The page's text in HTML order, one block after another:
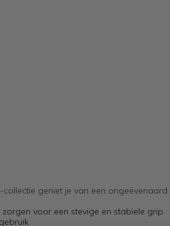
geniet je van een ongeëvenaard
voor een stevige en stabiele grip